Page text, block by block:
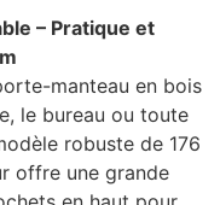
– Pratique et
manteau en bois
le bureau ou toute
robuste de 176
offre une grande